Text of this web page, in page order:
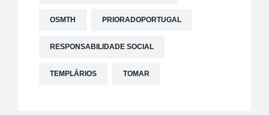
OSMTH PRIORADOPORTUGAL
RESPONSABILIDADE SOCIAL
TEMPLÁRIOS TOMAR